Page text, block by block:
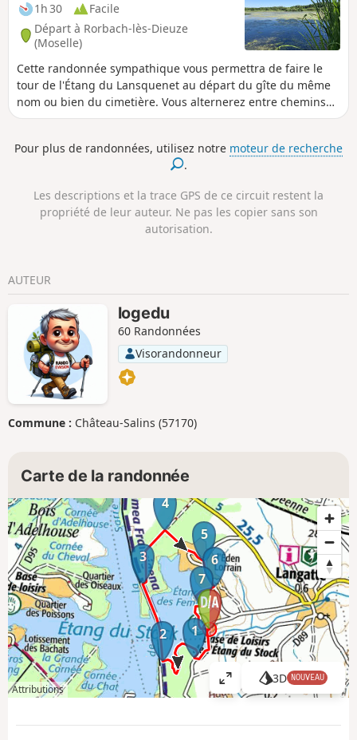
1h 30
Facile
Départ à Rorbach-lès-Dieuze
(Moselle)
Cette randonnée sympathique vous permettra de faire le
tour de l'Étang du Lansquenet au départ du gîte du même
nom ou bien du cimetière. Vous alternerez entre chemins
forestiers et la digue de l’étang et vous finirez votre
Dieuze et vous retournerez au point de départ.
Pour plus de randonnées, utilisez notre moteur de recherche
.
Les descriptions et la trace GPS de ce circuit restent la
propriété de leur auteur. Ne pas les copier sans son
autorisation.
AUTEUR
logedu
60 Randonnées
Visorandonneur
Commune : Château-Salins (57170)
Carte de la randonnée
1
2
3
4
5
6
7
Attributions
A
ff
3D NOUVEAU